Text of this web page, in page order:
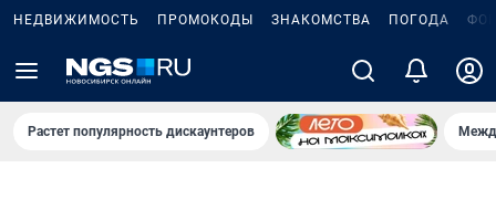
НЕДВИЖИМОСТЬ ПРОМОКОДЫ ЗНАКОМСТВА ПОГОДА
Растет популярность дискаунтеров